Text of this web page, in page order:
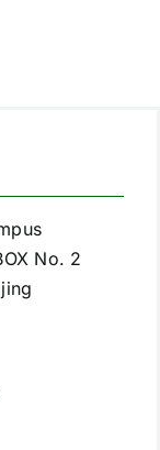
No. 2